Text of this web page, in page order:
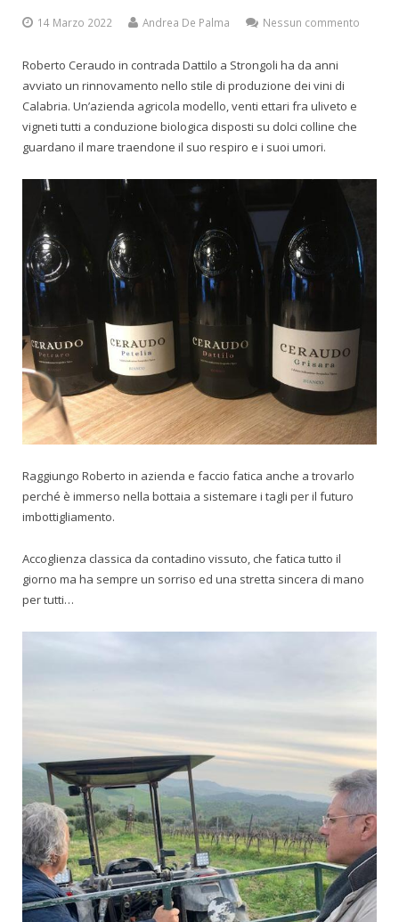
14 Marzo 2022 Andrea De Palma Nessun commento
Roberto Ceraudo in contrada Dattilo a Strongoli ha da anni
avviato un rinnovamento nello stile di produzione dei vini di
Calabria. Un’azienda agricola modello, venti ettari fra uliveto e
vigneti tutti a conduzione biologica disposti su dolci colline che
guardano il mare traendone il suo respiro e i suoi umori.
Raggiungo Roberto in azienda e faccio fatica anche a trovarlo
perché è immerso nella bottaia a sistemare i tagli per il futuro
imbottigliamento.
Accoglienza classica da contadino vissuto, che fatica tutto il
giorno ma ha sempre un sorriso ed una stretta sincera di mano
per tutti…